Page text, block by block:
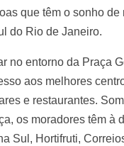
que têm o sonho de
do Rio de Janeiro.
no entorno da Praça
aos melhores
e restaurantes.
os moradores têm à
Sul, Hortifruti,